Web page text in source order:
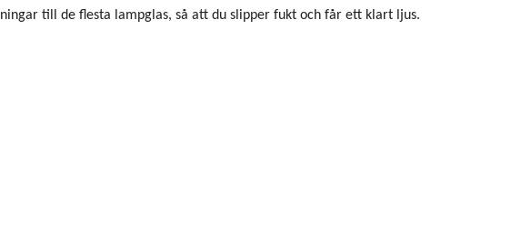
till de flesta lampglas, så att du slipper fukt och får ett klart ljus.